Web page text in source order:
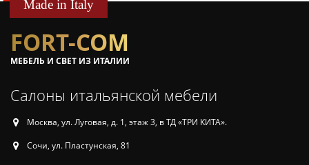
Made in Italy
FORT-COM
МЕБЕЛЬ И СВЕТ ИЗ ИТАЛИИ
Салоны итальянской мебели
Москва, ул. Луговая, д. 1, этаж 3, в ТД «ТРИ КИТА».
Сочи, ул. Пластунская, 81